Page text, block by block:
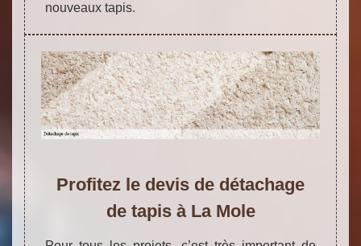
nouveaux tapis.
Profitez le devis de détachage
de tapis à La Mole